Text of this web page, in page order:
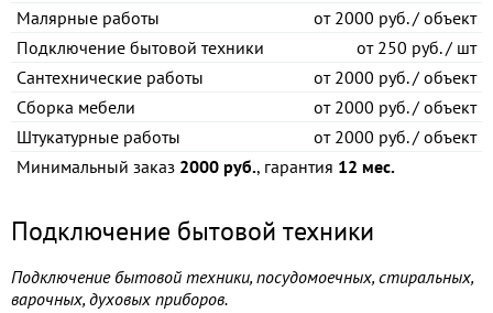
Малярные работы
от2000 руб. / объект
Подключение бытовой техники
от250 руб. / шт
Сантехнические работы
от2000 руб. / объект
Сборка мебели
от2000 руб. / объект
Штукатурные работы
от2000 руб. / объект
Минимальный заказ 2000 руб., гарантия 12 мес.
Подключение бытовой техники
Подключение бытовой техники, посудомоечных, стиральных,
варочных, духовых приборов.